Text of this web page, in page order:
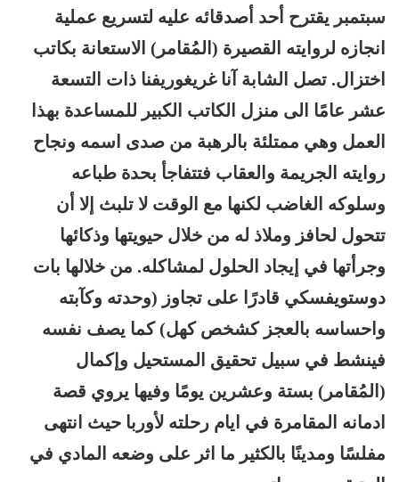
سبتمبر يقترح أحد أصدقائه عليه لتسريع عملية
انجازه لروايته القصيرة (المُقامر) الاستعانة بكاتب
اختزال. تصل الشابة آنا غريغوريفنا ذات التسعة
عشر عامًا الى منزل الكاتب الكبير للمساعدة بهذا
العمل وهي ممتلئة بالرهبة من صدى اسمه ونجاح
روايته الجريمة والعقاب فتتفاجأ بحدة طباعه
وسلوكه الغاضب لكنها مع الوقت لا تلبث إلا أن
تتحول لحافز وملاذ له من خلال حيويتها وذكائها
وجر تها في إيجاد الحلول لمشاكله. من خلالها بات
دوستويفسكي قادرًا على تجاوز (وحدته وكآبته
واحساسه بالعجز كشخص كهل) كما يصف نفسه
فينشط في سبيل تحقيق المستحيل وإكمال
(المُقامر) بستة وعشرين يومًا وفيها يروي قصة
ادمانه المقامرة في ايام رحلته لأوربا حيث انتهى
مفلسًا ومدينًا بالكثير ما اثر على وضعه المادي في